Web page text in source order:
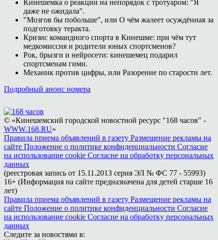
Кинешемка о реакции на непорядок с тротуаром: "Я
даже не ожидала".
"Мозгов бы побольше", или О чём жалеет осуждённая за
подготовку теракта.
Кризис командного спорта в Кинешме: при чём тут
медкомиссия и родители юных спортсменов?
Рок, брызги и нейросети: кинешемец подарил
спортсменам гимн.
Механик против цифры, или Разорение по старости лет.
Подробный анонс номера
© «Кинешемский городской новостной ресурс "168 часов" -
WWW.168.RU»
Правила приема объявлений в газету Размещение рекламы на
сайте Положение о политике конфиденциальности Согласие
на использование cookie Согласие на обработку персональных
данных
(реестровая запись от 15.11.2013 серия ЭЛ № ФС 77 - 55993)
16+ (Информация на сайте предназначена для детей старше 16
лет)
Правила приема объявлений в газету Размещение рекламы на
сайте Положение о политике конфиденциальности Согласие
на использование cookie Согласие на обработку персональных
данных
Следите за новостями в: